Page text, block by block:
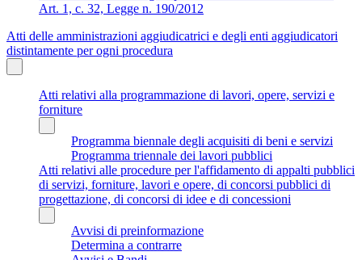
Art. 1, c. 32, Legge n. 190/2012
Atti delle amministrazioni aggiudicatrici e degli enti aggiudicatori
distintamente per ogni procedura
Atti relativi alla programmazione di lavori, opere, servizi e
forniture
Programma biennale degli acquisiti di beni e servizi
Programma triennale dei lavori pubblici
Atti relativi alle procedure per l'affidamento di appalti pubblici
di servizi, forniture, lavori e opere, di concorsi pubblici di
progettazione, di concorsi di idee e di concessioni
Avvisi di preinformazione
Determina a contrarre